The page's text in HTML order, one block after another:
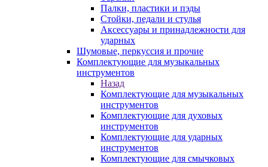
Палки, пластики и пэды
Стойки, педали и стулья
Аксессуары и принадлежности для
ударных
Шумовые, перкуссия и прочие
Комплектующие для музыкальных
инструментов
Назад
Комплектующие для музыкальных
инструментов
Комплектующие для духовых
инструментов
Комплектующие для ударных
инструментов
Комплектующие для смычковых